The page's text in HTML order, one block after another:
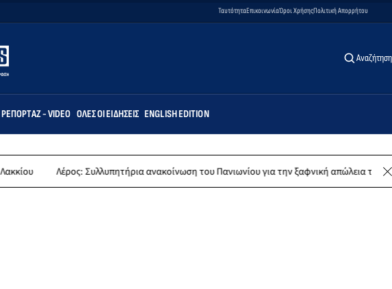
ΤαυτότηταΕπικοινωνίαΌροι ΧρήσηςΠολιτική Απορρήτου
Αναζήτηση
ΡΕΠΟΡΤΆΖ - VIDEO ΌΛΕΣ ΟΙ ΕΙΔΉΣΕΙΣ ENGLISH EDITION
Λέρος: Συλλυπητήρια ανακοίνωση του Πανιωνίου για την ξαφνική απώλεια του Δημήτρη